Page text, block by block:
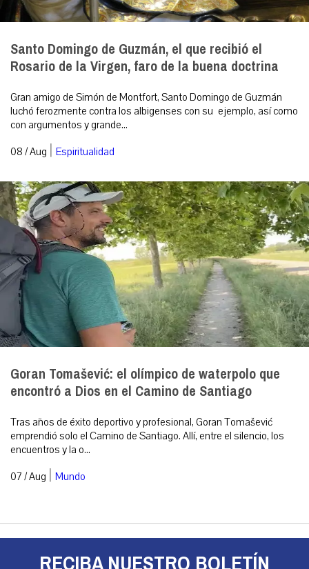
Santo Domingo de Guzmán, el que recibió el
Rosario de la Virgen, faro de la buena doctrina
Gran amigo de Simón de Montfort, Santo Domingo de Guzmán
luchó ferozmente contra los albigenses con su ejemplo, así como
con argumentos y grande...
08 / Aug | Espiritualidad
Goran Tomašević: el olímpico de waterpolo que
encontró a Dios en el Camino de Santiago
Tras años de éxito deportivo y profesional, Goran Tomašević
emprendió solo el Camino de Santiago. Allí, entre el silencio, los
encuentros y la o...
07 / Aug | Mundo